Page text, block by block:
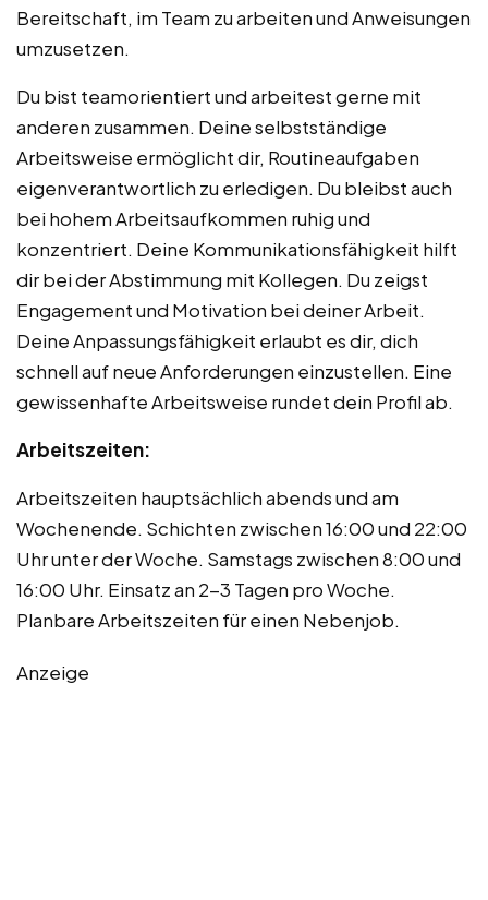
Bereitschaft, im Team zu arbeiten und Anweisungen
umzusetzen.
Du bist teamorientiert und arbeitest gerne mit
anderen zusammen. Deine selbstständige
Arbeitsweise ermöglicht dir, Routineaufgaben
eigenverantwortlich zu erledigen. Du bleibst auch
bei hohem Arbeitsaufkommen ruhig und
konzentriert. Deine Kommunikationsfähigkeit hilft
dir bei der Abstimmung mit Kollegen. Du zeigst
Engagement und Motivation bei deiner Arbeit.
Deine Anpassungsfähigkeit erlaubt es dir, dich
schnell auf neue Anforderungen einzustellen. Eine
gewissenhafte Arbeitsweise rundet dein Profil ab.
Arbeitszeiten:
Arbeitszeiten hauptsächlich abends und am
Wochenende. Schichten zwischen 16:00 und 22:00
Uhr unter der Woche. Samstags zwischen 8:00 und
16:00 Uhr. Einsatz an 2-3 Tagen pro Woche.
Planbare Arbeitszeiten für einen Nebenjob.
Anzeige